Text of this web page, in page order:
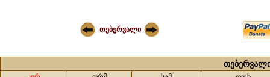
თებერვალი